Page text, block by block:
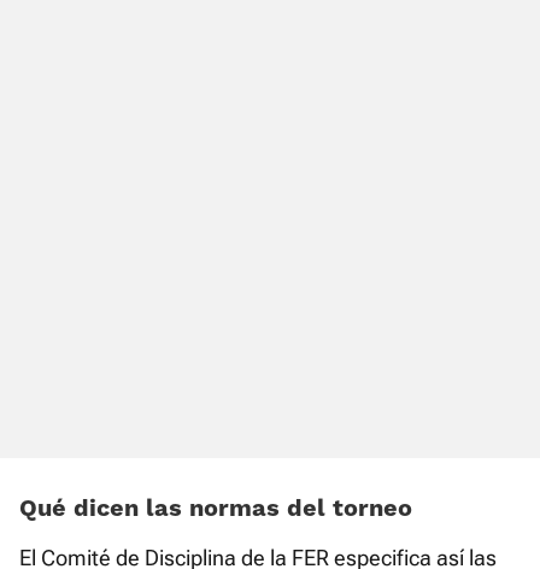
Qué dicen las normas del torneo
El Comité de Disciplina de la FER especifica así las